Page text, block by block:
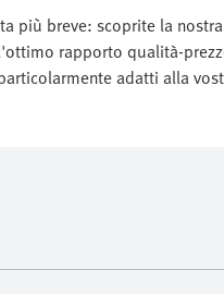
più breve: scoprite la
rapporto qualità-
adatti alla